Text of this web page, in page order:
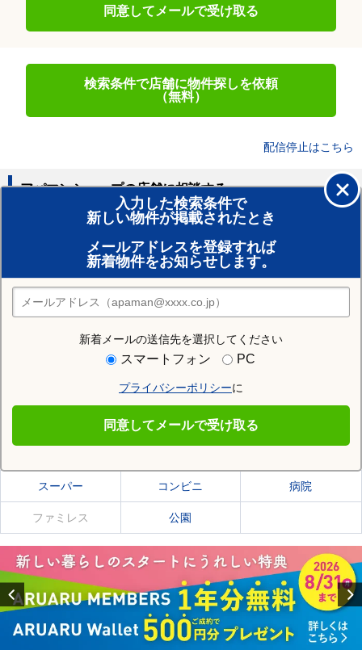
同意してメールで受け取る
検索条件で店舗に物件探しを依頼
（無料）
配信停止はこちら
入力した検索条件で
新しい物件が掲載されたとき
メールアドレスを登録すれば
新着物件をお知らせします。
新着メールの送信先を選択してください
スマートフォン PC
プライバシーポリシーに
同意してメールで受け取る
アパマンショップの店舗に相談する
賃貸のプロがお部屋探し！
おまかせ物件リクエスト
住みたい街の店舗を探す
店舗検索
住む街研究所で北見市の情報を見る
北見市の施設一覧
スーパー コンビニ 病院
ファミレス 公園
Previous